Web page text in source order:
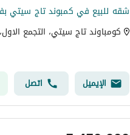
كومباوند تاج سيتي، التجمع
الإيميل اتصل